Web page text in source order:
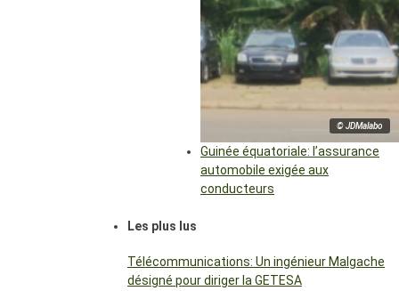
© JDMalabo
Guinée équatoriale: l’assurance
automobile exigée aux
conducteurs
Les plus lus
Télécommunications: Un ingénieur Malgache
désigné pour diriger la GETESA